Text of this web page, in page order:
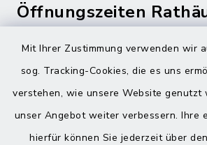
Mit Ihrer Zustimmung verwenden wir
sog. Tracking-Cookies, die es uns
verstehen, wie unsere Website genutzt
unser Angebot weiter verbessern. Ihre
hierfür können Sie jederzeit über
Öffnungszeiten
Montag bis Freitag:
08:00-12:00 Uhr
Donnerstag zusätzlich:
13:00-18:00 Uhr